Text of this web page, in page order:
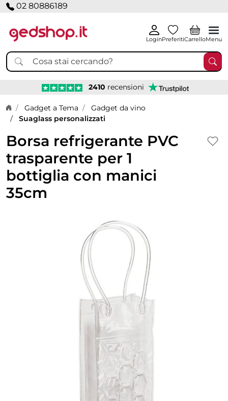
02 80886189
LoginPreferitiCarrelloMenu
2410 recensioni
Home page
Gadget a Tema
Gadget da vino
Suaglass personalizzati
Borsa refrigerante PVC
trasparente per 1
bottiglia con manici
35cm